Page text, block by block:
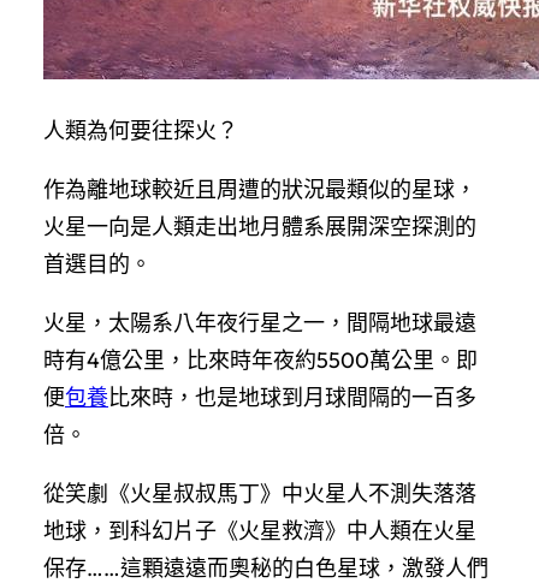
人類為何要往探火？
作為離地球較近且周遭的狀況最類似的星球，
火星一向是人類走出地月體系展開深空探測的
首選目的。
火星，太陽系八年夜行星之一，間隔地球最遠
時有4億公里，比來時年夜約5500萬公里。即
便包養比來時，也是地球到月球間隔的一百多
倍。
從笑劇《火星叔叔馬丁》中火星人不測失落落
地球，到科幻片子《火星救濟》中人類在火星
保存……這顆遠遠而奧秘的白色星球，激發人們